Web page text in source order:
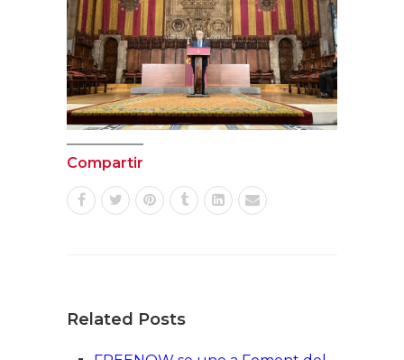
Compartir
Related Posts